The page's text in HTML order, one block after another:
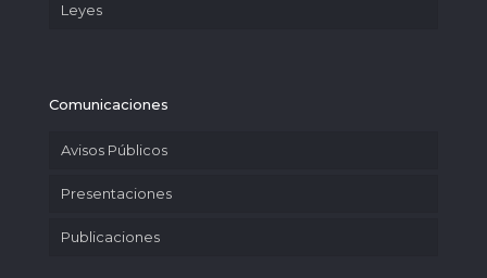
Leyes
Comunicaciones
Avisos Públicos
Presentaciones
Publicaciones